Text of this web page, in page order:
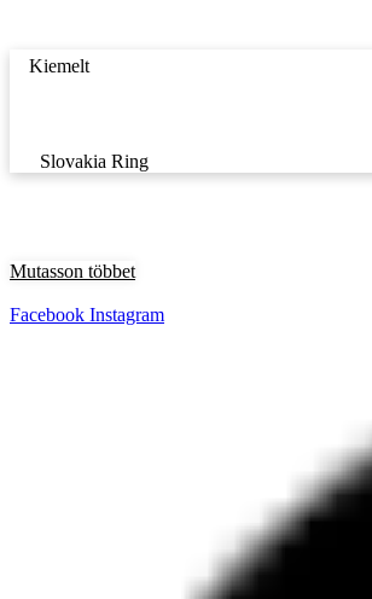
Kiemelt
Slovakia Ring
Mutasson többet
Facebook Instagram